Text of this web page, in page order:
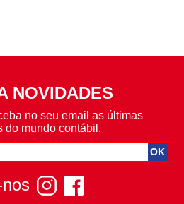
NOVIDADES
no seu email as últimas
do mundo contábil.